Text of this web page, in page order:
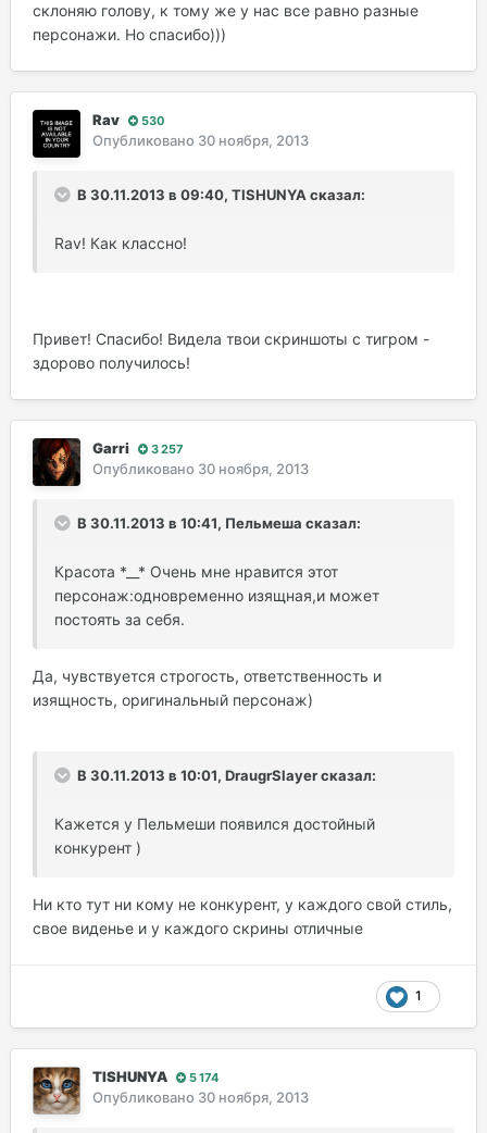
склоняю голову, к тому же у нас все равно разные
персонажи. Но спасибо)))
Rav 530
Опубликовано 30 ноября, 2013
В 30.11.2013 в 09:40, TISHUNYA сказал:
Rav! Как классно!
Привет! Спасибо! Видела твои скриншоты с тигром -
здорово получилось!
Garri 3 257
Опубликовано 30 ноября, 2013
В 30.11.2013 в 10:41, Пельмеша сказал:
Красота *__* Очень мне нравится этот
персонаж:одновременно изящная,и может
постоять за себя.
Да, чувствуется строгость, ответственность и
изящность, оригинальный персонаж)
В 30.11.2013 в 10:01, DraugrSlayer сказал:
Кажется у Пельмеши появился достойный
конкурент )
Ни кто тут ни кому не конкурент, у каждого свой стиль,
свое виденье и у каждого скрины отличные
1
TISHUNYA 5 174
Опубликовано 30 ноября, 2013